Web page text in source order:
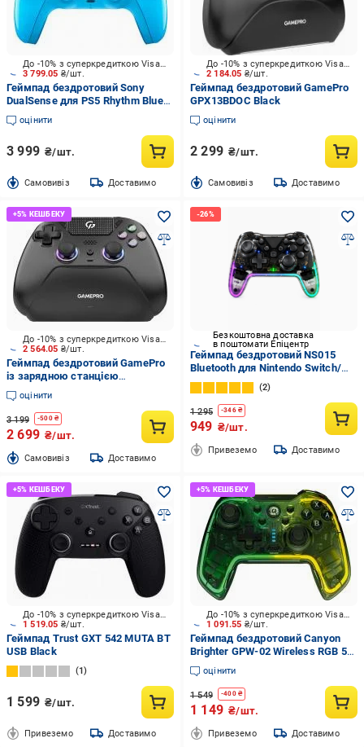
3 799.05 ₴/шт.
До -10% з суперкредиткою Visa Вигода
Геймпад бездротовий Sony
DualSense для PS5 Rhythm Blue
(1000048536)
оцінити
3 999 ₴/шт.
Cамовивіз Доставимо
2 184.05 ₴/шт.
До -10% з суперкредиткою Visa Вигода
Геймпад бездротовий GamePro
GPX13BDOC Black
оцінити
2 299 ₴/шт.
Cамовивіз Доставимо
2 564.05 ₴/шт.
До -10% з суперкредиткою Visa Вигода
Геймпад бездротовий GamePro
із зарядною станцією
GPS20BDOC Black
оцінити
3 199 -500₴
2 699 ₴/шт.
Cамовивіз Доставимо
Безкоштовна доставка
в поштомати Епіцентр
Геймпад бездротовий NS015
Bluetooth для Nintendo Switch/
ПК/Android/PS3 Чорний
(9d9e355e)
2
1 295 -346₴
949 ₴/шт.
Привеземо Доставимо
1 519.05 ₴/шт.
До -10% з суперкредиткою Visa Вигода
Геймпад Trust GXT 542 MUTA BT
USB Black
1
1 599 ₴/шт.
Привеземо Доставимо
1 091.55 ₴/шт.
До -10% з суперкредиткою Visa Вигода
Геймпад бездротовий Canyon
Brighter GPW-02 Wireless RGB 5
in 1 (CND-GPW02)
оцінити
1 549 -400₴
1 149 ₴/шт.
Привеземо Доставимо